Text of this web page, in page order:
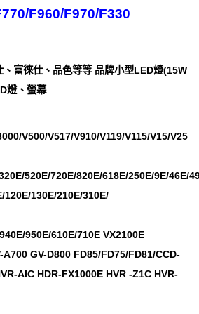
F960/F970/F330
富徠仕、品色等等 品牌小型LED燈(15W
燈、螢幕
V500/V517/V910/V119/V115/V15/V25
520E/720E/820E/618E/250E/9E/46E/
120E/130E/210E/310E/
950E/610E/710E VX2100E
A700 GV-D800 FD85/FD75/FD81/CCD-
AIC HDR-FX1000E HVR -Z1C HVR-